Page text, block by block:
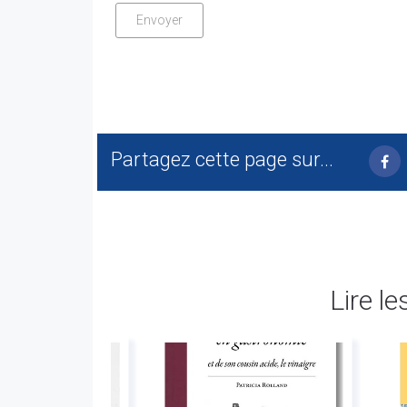
Partagez cette page sur...
Lire